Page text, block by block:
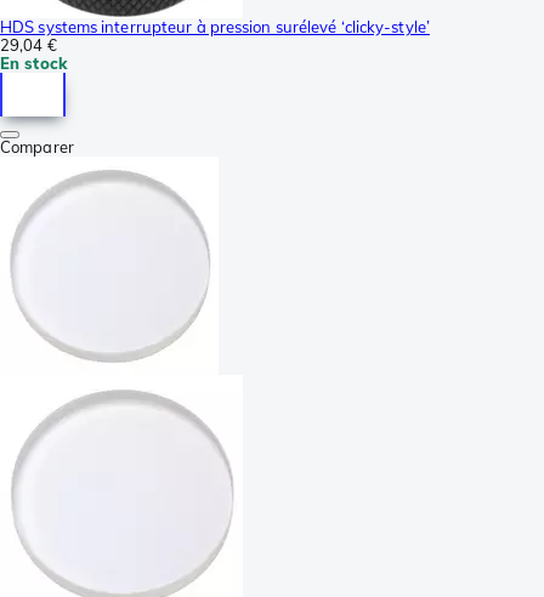
HDS systems interrupteur à pression surélevé ‘clicky-style’
29,04 €
En stock
Comparer